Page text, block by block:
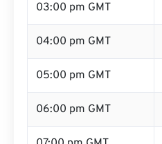
03:00 pm GMT
04:00 pm GMT
05:00 pm GMT
06:00 pm GMT